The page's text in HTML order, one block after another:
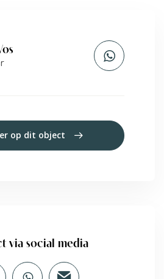
op dit object
via social media